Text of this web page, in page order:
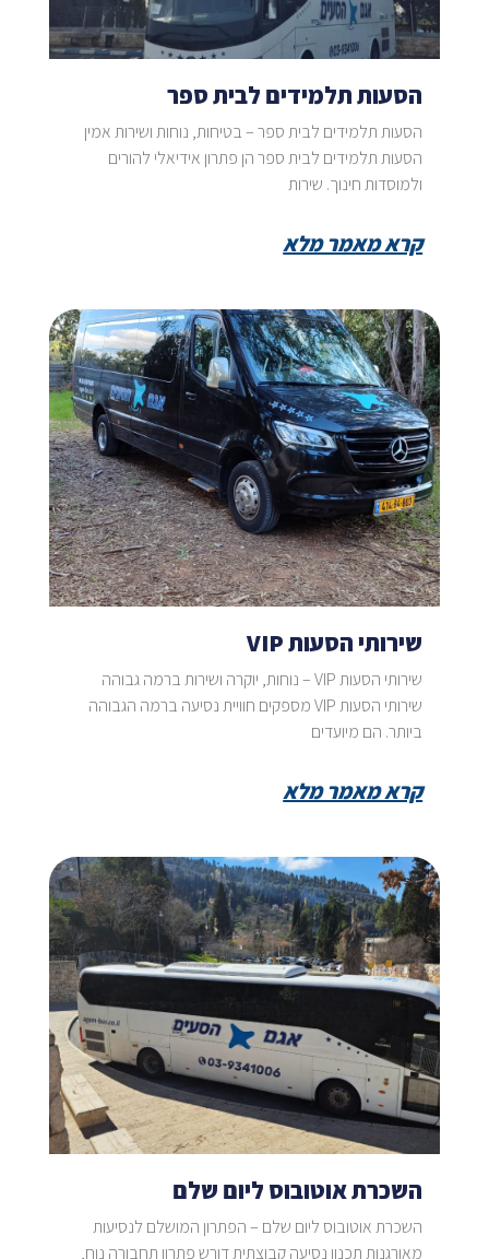
הסעות תלמידים לבית ספר
הסעות תלמידים לבית ספר – בטיחות, נוחות ושירות אמין
הסעות תלמידים לבית ספר הן פתרון אידיאלי להורים
ולמוסדות חינוך. שירות
קרא מאמר מלא
שירותי הסעות VIP
שירותי הסעות VIP – נוחות, יוקרה ושירות ברמה גבוהה
שירותי הסעות VIP מספקים חוויית נסיעה ברמה הגבוהה
ביותר. הם מיועדים
קרא מאמר מלא
השכרת אוטובוס ליום שלם
השכרת אוטובוס ליום שלם – הפתרון המושלם לנסיעות
מאורגנות תכנון נסיעה קבוצתית דורש פתרון תחבורה נוח,